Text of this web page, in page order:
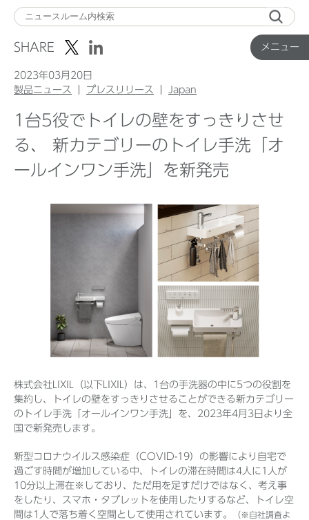
メニュー
ニ
ュ
Top
企業ニュース
国内製品ニュース
企業ニュースアーカイブ
SHARE
2023年03月20日
製品ニュース
プレスリリース Japan
1台5役でトイレの壁をすっきりさせ
る、 新カテゴリーのトイレ手洗「オ
ールインワン手洗」を新発売
株式会社LIXIL（以下LIXIL）は、1台の手洗器の中に5つの役割を
集約し、トイレの壁をすっきりさせることができる新カテゴリー
のトイレ手洗「オールインワン手洗」を、2023年4月3日より全
国で新発売します。
新型コロナウイルス感染症（COVID-19）の影響により自宅で
過ごす時間が増加している中、トイレの滞在時間は4人に1人が
10分以上滞在※しており、ただ用を足すだけではなく、考え事
をしたり、スマホ・タブレットを使用したりするなど、トイレ空
間は1人で落ち着く空間として使用されています。
（※自社調査よ